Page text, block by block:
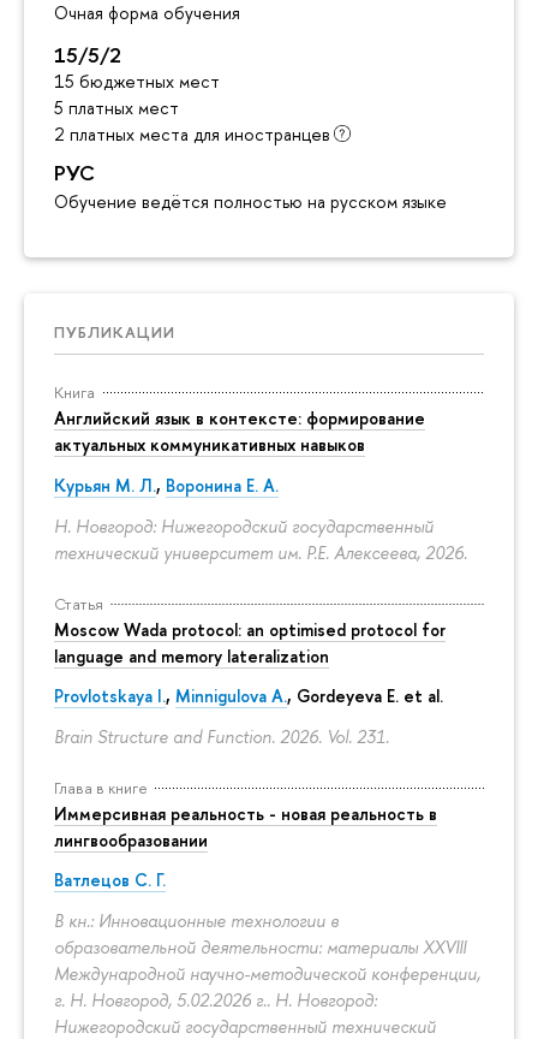
Очная форма обучения
15/5/2
15 бюджетных мест
5 платных мест
2 платных места для иностранцев
РУС
Обучение ведётся полностью на русском языке
ПУБЛИКАЦИИ
Книга
Английский язык в контексте: формирование
актуальных коммуникативных навыков
Курьян М. Л., Воронина Е. А.
Н. Новгород: Нижегородский государственный
технический университет им. Р.Е. Алексеева, 2026.
Статья
Moscow Wada protocol: an optimised protocol for
language and memory lateralization
Provlotskaya I., Minnigulova A., Gordeyeva E. et al.
Brain Structure and Function. 2026. Vol. 231.
Глава в книге
Иммерсивная реальность - новая реальность в
лингвообразовании
Ватлецов С. Г.
В кн.: Инновационные технологии в
образовательной деятельности: материалы XXVIII
Международной научно-методической конференции,
г. Н. Новгород, 5.02.2026 г.. Н. Новгород:
Нижегородский государственный технический